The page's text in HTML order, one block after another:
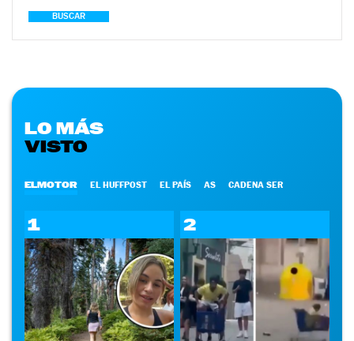
BUSCAR
LO MÁS
VISTO
ELMOTOR EL HUFFPOST EL PAÍS AS CADENA SER
1 2